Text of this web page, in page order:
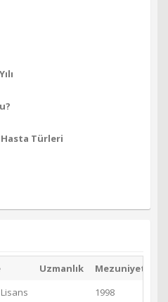
Hasta Türleri
Uzmanlık
Mezuniyet Yılı
1998